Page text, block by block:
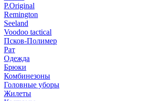
P.Original
Remington
Seeland
Voodoo tactical
Псков-Полимер
Рат
Одежда
Брюки
Комбинезоны
Головные уборы
Жилеты